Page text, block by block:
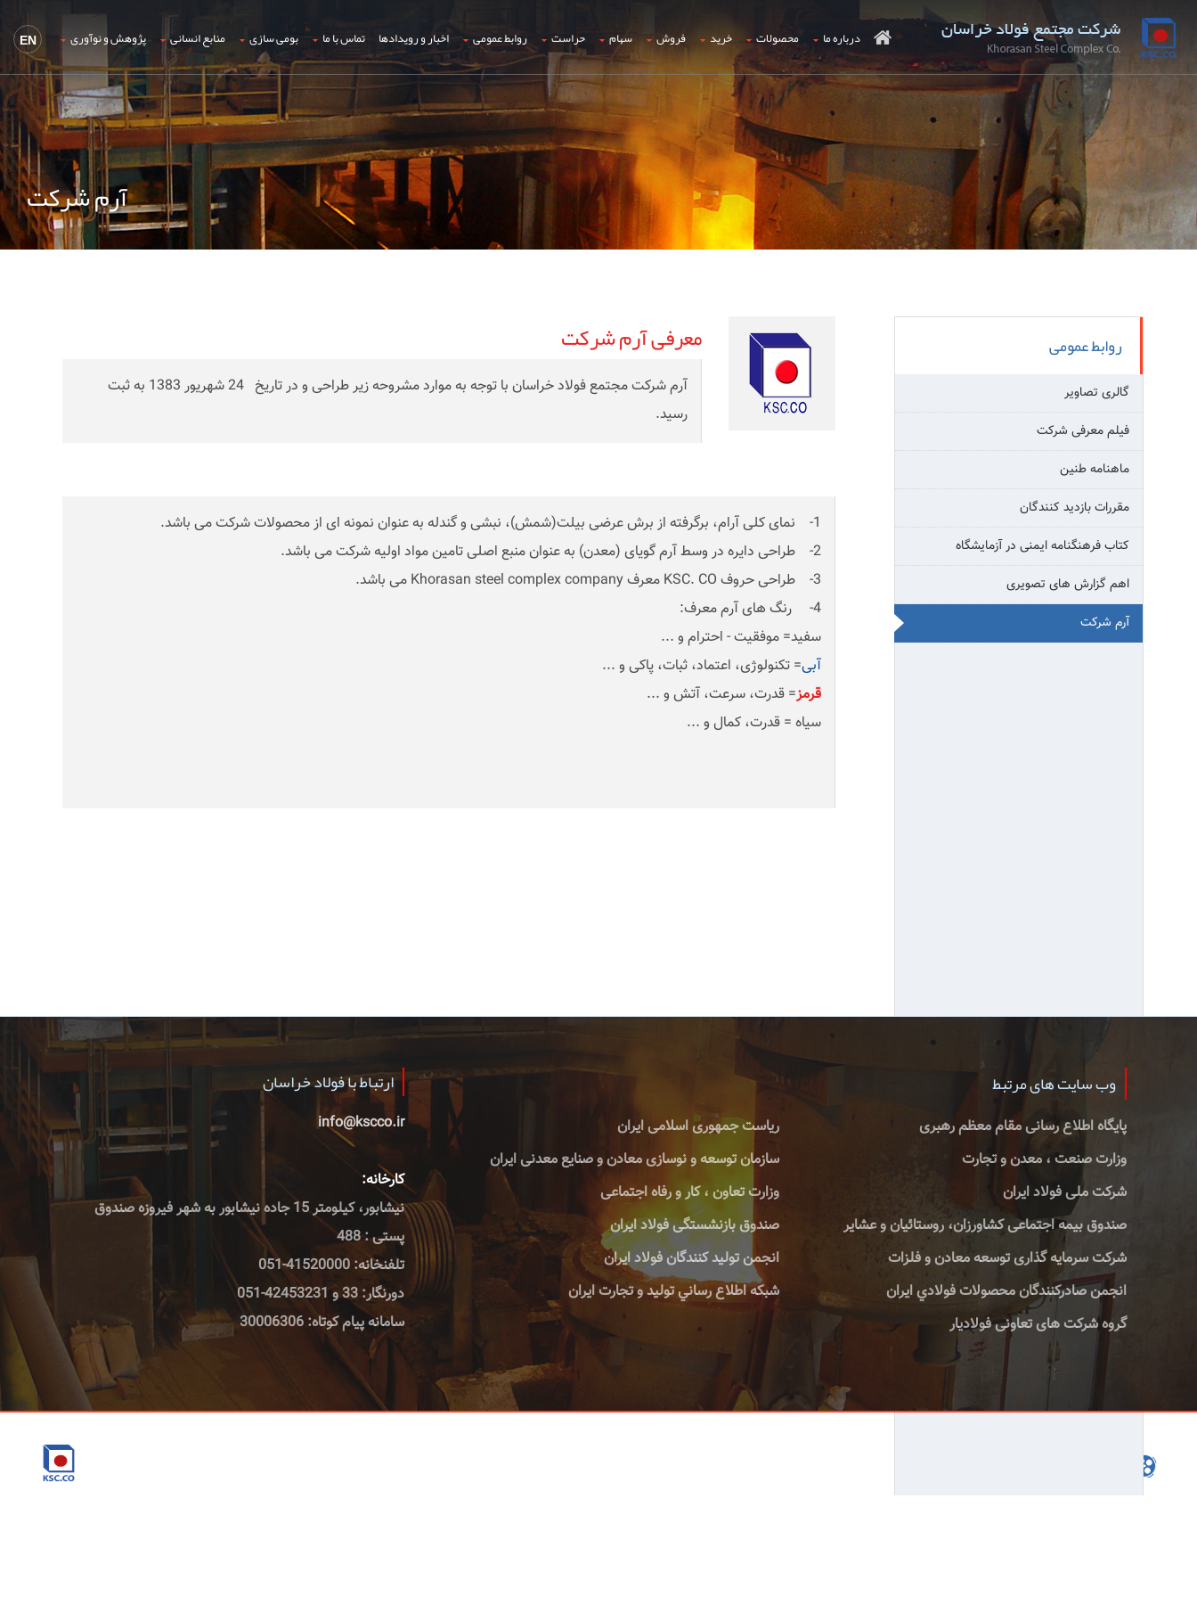
EN درباره ما محصولات خرید فروش سهام حراست روابط عمومی اخبار و رویدادها تماس با ما بومی سازی منابع انسانی پژوهش و نوآوری
آرم شرکت
روابط عمومی
گالری تصاویر
فیلم معرفی شرکت
ماهنامه طنین
مقررات بازدید کنندگان
کتاب فرهنگنامه ایمنی در آزمایشگاه
اهم گزارش های تصویری
آرم شرکت
معرفی آرم شرکت
آرم شرکت مجتمع فولاد خراسان با توجه به موارد مشروحه زیر طراحی و در تاریخ 24 شهریور 1383 به ثبت
رسید.
1- نمای کلی آرام، برگرفته از برش عرضی بیلت(شمش)، نبشی و گندله به عنوان نمونه ای از محصولات شرکت می باشد.
2- طراحی دایره در وسط آرم گویای (معدن) به عنوان منبع اصلی تامین مواد اولیه شرکت می باشد.
3- طراحی حروف KSC. CO معرف Khorasan steel complex company می باشد.
4- رنگ های آرم معرف:
سفید= موفقیت - احترام و ...
آبی= تکنولوژی، اعتماد، ثبات، پاکی و ...
قرمز= قدرت، سرعت، آتش و ...
سیاه = قدرت، کمال و ...
ارتباط با فولاد خراسان
info@kscco.ir
کارخانه:
نیشابور، کیلومتر 15 جاده نیشابور به شهر فیروزه صندوق
پستی : 488
تلفنخانه: 41520000-051
دورنگار: 33 و 42453231-051
سامانه پیام کوتاه: 30006306
وب سایت های مرتبط
پایگاه اطلاع رسانی مقام معظم رهبری
ریاست جمهوری اسلامی ایران
وزارت صنعت ، معدن و تجارت
سازمان توسعه و نوسازی معادن و صنایع معدنی ایران
شرکت ملی فولاد ایران
وزارت تعاون ، کار و رفاه اجتماعی
صندوق بیمه اجتماعی کشاورزان، روستائیان و عشایر
صندوق بازنشستگی فولاد ایران
شرکت سرمایه گذاری توسعه معادن و فلزات
انجمن تولید کنندگان فولاد ایران
انجمن صادركنندگان محصولات فولادي ايران
شبكه اطلاع رساني توليد و تجارت ايران
گروه شرکت های تعاونی فولادیار